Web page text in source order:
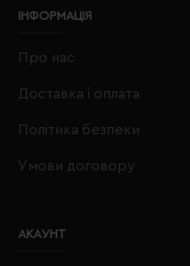
ІНФОРМАЦІЯ
Про нас
Доставка і оплата
Політика безпеки
Умови договору
АКАУНТ